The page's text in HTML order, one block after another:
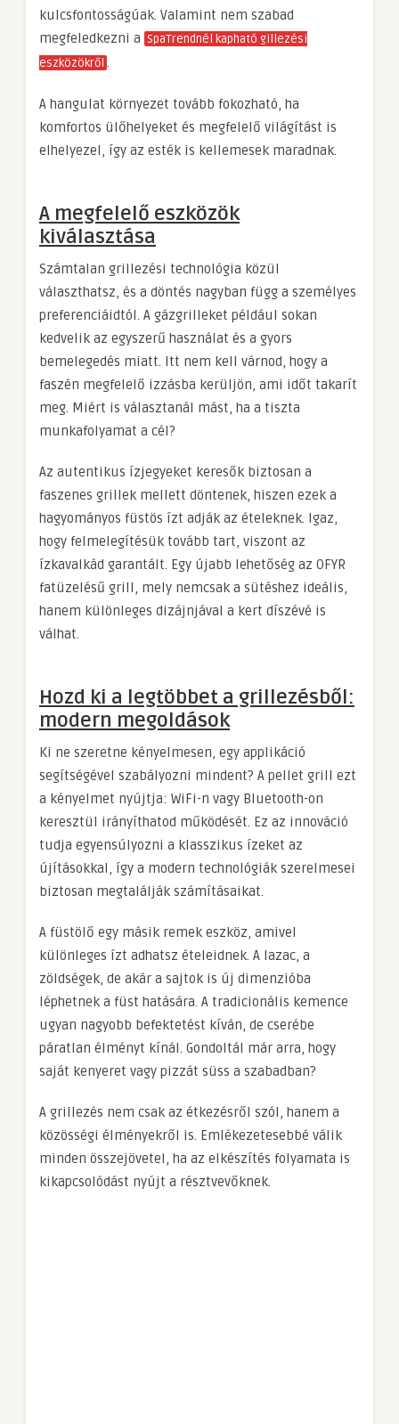
kulcsfontosságúak. Valamint nem szabad
megfeledkezni a SpaTrendnél kapható gillezési
eszközökről .
A hangulat környezet tovább fokozható, ha
komfortos ülőhelyeket és megfelelő világítást is
elhelyezel, így az esték is kellemesek maradnak.
A megfelelő eszközök
kiválasztása
Számtalan grillezési technológia közül
választhatsz, és a döntés nagyban függ a személyes
preferenciáidtól. A gázgrilleket például sokan
kedvelik az egyszerű használat és a gyors
bemelegedés miatt. Itt nem kell várnod, hogy a
faszén megfelelő izzásba kerüljön, ami időt takarít
meg. Miért is választanál mást, ha a tiszta
munkafolyamat a cél?
Az autentikus ízjegyeket keresők biztosan a
faszenes grillek mellett döntenek, hiszen ezek a
hagyományos füstös ízt adják az ételeknek. Igaz,
hogy felmelegítésük tovább tart, viszont az
ízkavalkád garantált. Egy újabb lehetőség az OFYR
fatüzelésű grill, mely nemcsak a sütéshez ideális,
hanem különleges dizájnjával a kert díszévé is
válhat.
Hozd ki a legtöbbet a grillezésből:
modern megoldások
Ki ne szeretne kényelmesen, egy applikáció
segítségével szabályozni mindent? A pellet grill ezt
a kényelmet nyújtja: WiFi-n vagy Bluetooth-on
keresztül irányíthatod működését. Ez az innováció
tudja egyensúlyozni a klasszikus ízeket az
újításokkal, így a modern technológiák szerelmesei
biztosan megtalálják számításaikat.
A füstölő egy másik remek eszköz, amivel
különleges ízt adhatsz ételeidnek. A lazac, a
zöldségek, de akár a sajtok is új dimenzióba
léphetnek a füst hatására. A tradicionális kemence
ugyan nagyobb befektetést kíván, de cserébe
páratlan élményt kínál. Gondoltál már arra, hogy
saját kenyeret vagy pizzát süss a szabadban?
A grillezés nem csak az étkezésről szól, hanem a
közösségi élményekről is. Emlékezetesebbé válik
minden összejövetel, ha az elkészítés folyamata is
kikapcsolódást nyújt a résztvevőknek.